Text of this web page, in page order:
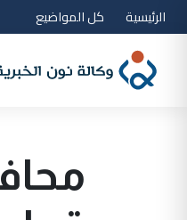
الرئيسية كل المواضيع